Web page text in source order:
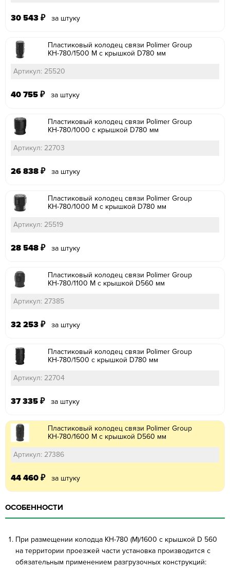
30 543 ₽ за штуку
Пластиковый колодец связи Polimer Group
КН-780/1500 М с крышкой D780 мм
Артикул: 25520
40 755 ₽ за штуку
Пластиковый колодец связи Polimer Group
КН-780/1000 с крышкой D780 мм
Артикул: 22703
26 838 ₽ за штуку
Пластиковый колодец связи Polimer Group
КН-780/1000 М с крышкой D780 мм
Артикул: 25519
28 548 ₽ за штуку
Пластиковый колодец связи Polimer Group
КН-780/1100 М с крышкой D560 мм
Артикул: 27385
32 253 ₽ за штуку
Пластиковый колодец связи Polimer Group
КН-780/1500 с крышкой D780 мм
Артикул: 22704
37 335 ₽ за штуку
Пластиковый колодец связи Polimer Group
КН-780/1600 М с крышкой D560 мм
Артикул: 27386
44 460 ₽ за штуку
ОСОБЕННОСТИ
При размещении колодца КН-780 (М)/1600 с крышкой D 560
на территории проезжей части установка производится с
обязательным применением разгрузочных конструкций: